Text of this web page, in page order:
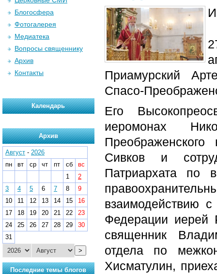
Приамурский
Спасо-
Его
иеромонах
Сивков и
Патриархата по
взаимодействию
Федерации иерей
священник
отдела по
Хисматулин,
Блогосфера
Фотогалерея
Медиатека
Вопросы священнику
Архив
Контакты
Календарь
Архив
Август - 2026
пн
вт ср чт пт сб
вс
1
2
3
4 5 6 7 8
9
10
11 12 13 14 15
16
17
18 19 20 21 22
23
24
25 26 27 28 29
30
31
>
Последние темы блогов